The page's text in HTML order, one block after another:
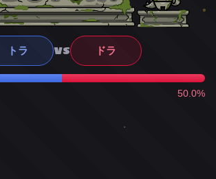
トラ VS ドラ
50.0%